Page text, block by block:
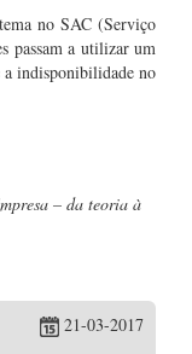
no SAC (Serviço
passam a utilizar um
indisponibilidade no
– da teoria à
21-03-2017